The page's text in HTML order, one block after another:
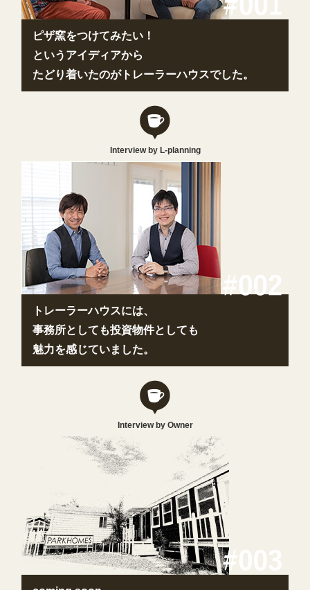
ピザ窯をつけてみたい！
というアイディアから
たどり着いたのがトレーラーハウスでした。
Interview by L-planning
トレーラーハウスには、
事務所としても投資物件としても
魅力を感じていました。
Interview by Owner